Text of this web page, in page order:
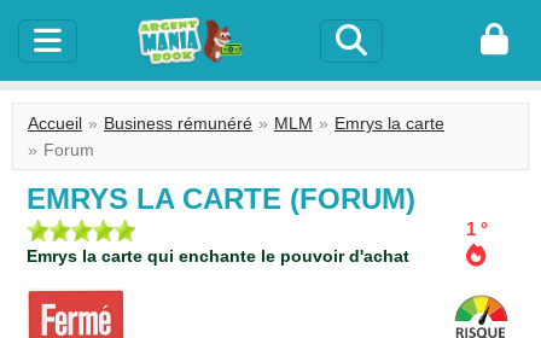
Accueil Business rémunéré MLM
Emrys la carte
Forum
EMRYS LA CARTE (FORUM)
1 °
Emrys la carte qui enchante le pouvoir d'achat